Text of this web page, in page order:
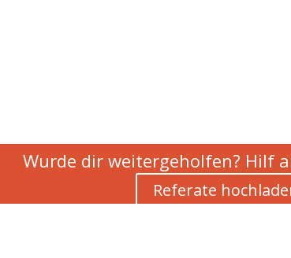
Wurde dir weitergeholfen? Hilf
Referate